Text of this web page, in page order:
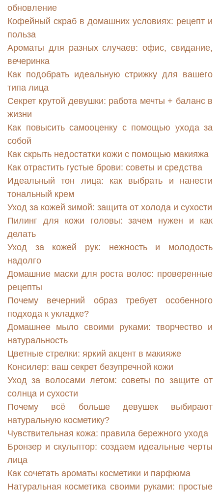
обновление
Кофейный скраб в домашних условиях: рецепт и
польза
Ароматы для разных случаев: офис, свидание,
вечеринка
Как подобрать идеальную стрижку для вашего
типа лица
Секрет крутой девушки: работа мечты + баланс в
жизни
Как повысить самооценку с помощью ухода за
собой
Как скрыть недостатки кожи с помощью макияжа
Как отрастить густые брови: советы и средства
Идеальный тон лица: как выбрать и нанести
тональный крем
Уход за кожей зимой: защита от холода и сухости
Пилинг для кожи головы: зачем нужен и как
делать
Уход за кожей рук: нежность и молодость
надолго
Домашние маски для роста волос: проверенные
рецепты
Почему вечерний образ требует особенного
подхода к укладке?
Домашнее мыло своими руками: творчество и
натуральность
Цветные стрелки: яркий акцент в макияже
Консилер: ваш секрет безупречной кожи
Уход за волосами летом: советы по защите от
солнца и сухости
Почему всё больше девушек выбирают
натуральную косметику?
Чувствительная кожа: правила бережного ухода
Бронзер и скульптор: создаем идеальные черты
лица
Как сочетать ароматы косметики и парфюма
Натуральная косметика своими руками: простые